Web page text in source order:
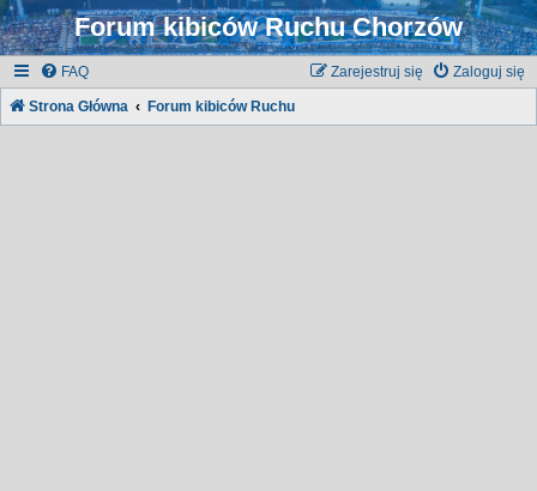
Forum kibiców Ruchu Chorzów
FAQ Zaloguj się
Zarejestruj się
Strona Główna Forum kibiców Ruchu